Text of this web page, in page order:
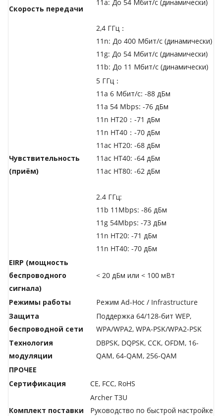
Скороcть передачи
11a: До 54 Мбит/с (динамически)
2,4 ГГц：
11n: До 400 Мбит/с (динамически)
11g: До 54 Мбит/с (динамически)
11b: До 11 Мбит/с (динамически)
Чувствительность
(приём)
5 ГГц：
11a 6 Мбит/с: -88 дБм
11a 54 Mbps: -76 дБм
11n HT20：-71 дБм
11n HT40：-70 дБм
11ac HT20: -68 дБм
11ac HT40: -64 дБм
11ac HT80: -62 дБм
2.4 ГГц:
11b 11Mbps: -86 дБм
11g 54Mbps: -73 дБм
11n HT20: -71 дБм
11n HT40: -70 дБм
EIRP (мощность
беспроводного
сигнала)
< 20 дБм или < 100 мВт
Режимы работы
Режим Ad-Hoc / Infrastructure
Защита
беспроводной сети
Поддержка 64/128-бит WEP,
WPA/WPA2, WPA-PSK/WPA2-PSK
Технология
модуляции
DBPSK, DQPSK, CCK, OFDM, 16-
QAM, 64-QAM, 256-QAM
ПРОЧЕЕ
Сертификация
CE, FCC, RoHS
Комплект поставки
Archer T3U
Руководство по быстрой настройке